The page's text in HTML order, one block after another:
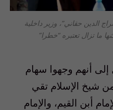
الدين حقاني”، وزير داخلية
إلى أنهم وجهوا سهام
شيخ الإسلام تقي
أبن القيم، والإمام